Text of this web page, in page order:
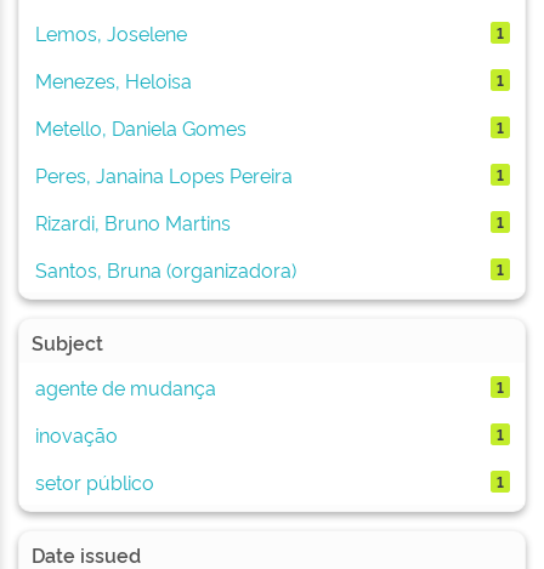
Lemos, Joselene 1
Menezes, Heloisa 1
Metello, Daniela Gomes 1
Peres, Janaina Lopes Pereira 1
Rizardi, Bruno Martins 1
Santos, Bruna (organizadora) 1
Subject
agente de mudança
1
inovação 1
setor público 1
Date issued